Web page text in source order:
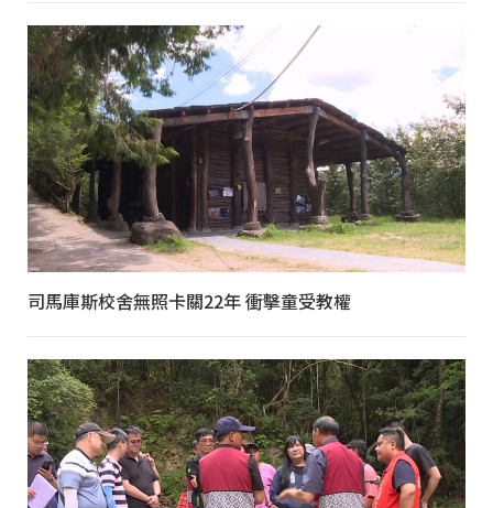
司馬庫斯校舍無照卡關22年 衝擊童受教權